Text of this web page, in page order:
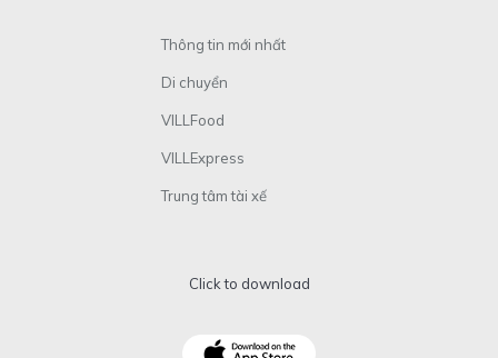
Thông tin mới nhất
Di chuyển
VILLFood
VILLExpress
Trung tâm tài xế
Click to download